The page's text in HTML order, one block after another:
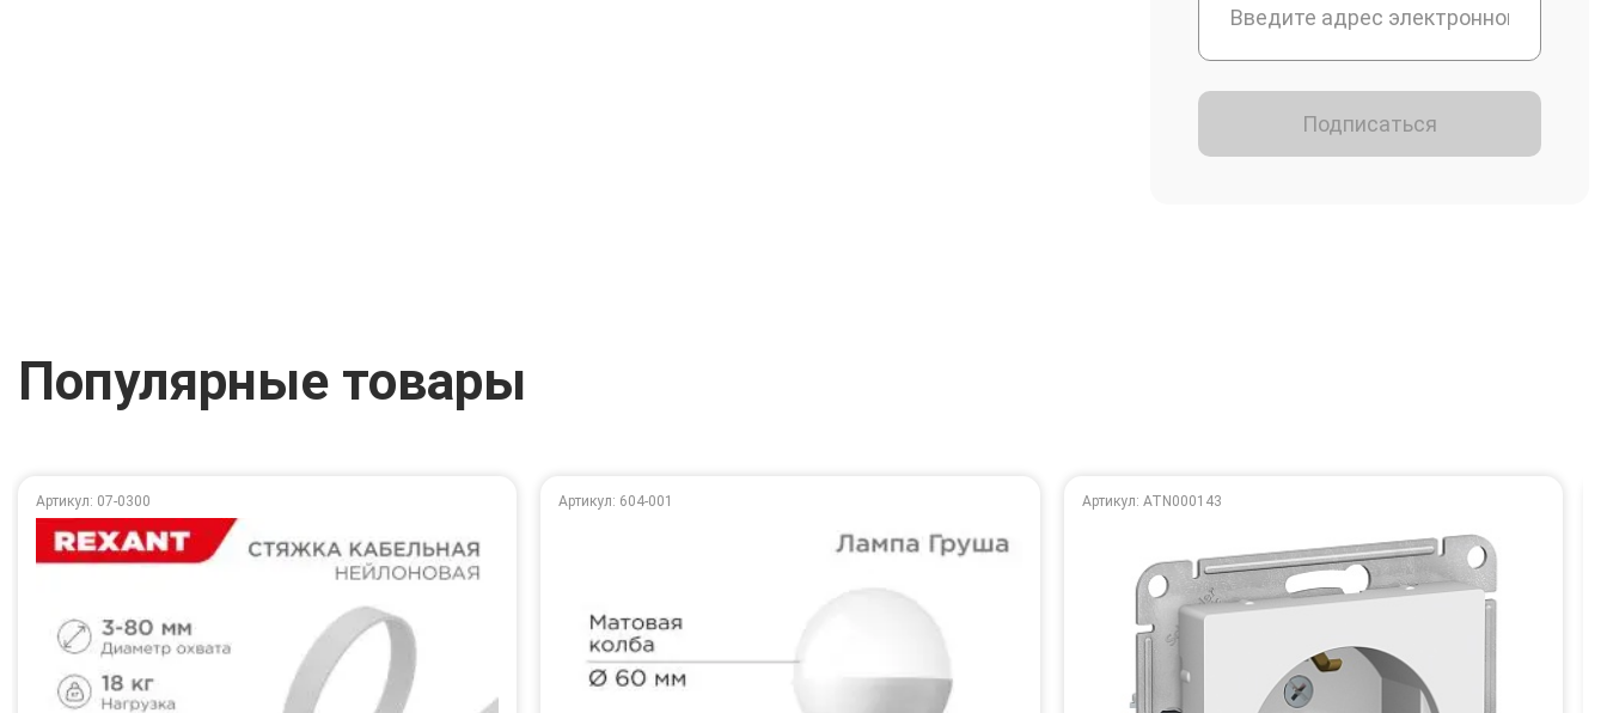
Подписаться
Популярные товары
Артикул: 07-0300 Артикул: 604-001 Артикул: ATN000143